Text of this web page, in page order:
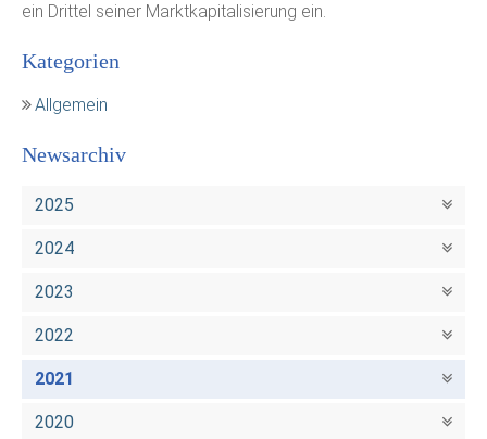
ein Drittel seiner Marktkapitalisierung ein.
Kategorien
Allgemein
Newsarchiv
2025
2024
2023
2022
2021
2020